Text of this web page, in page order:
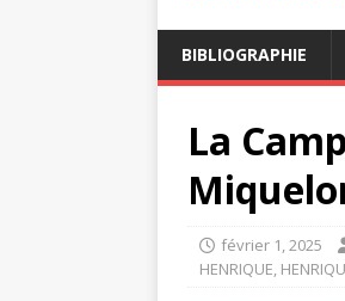
BIBLIOGRAPHIE
La
février 1, 2025
HENRIQUE,